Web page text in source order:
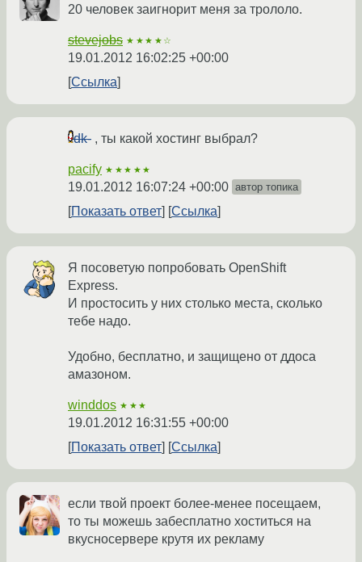
20 человек заигнорит меня за трололо.
stevejobs ★★★★☆
19.01.2012 16:02:25 +00:00
Ссылка
dk- , ты какой хостинг выбрал?
pacify ★★★★★
19.01.2012 16:07:24 +00:00 автор топика
Показать ответ Ссылка
Я посоветую попробовать OpenShift
Express.
И простосить у них столько места, сколько
тебе надо.
Удобно, бесплатно, и защищено от ддоса
амазоном.
winddos ★★★
19.01.2012 16:31:55 +00:00
Показать ответ
Ссылка
если твой проект более-менее посещаем,
то ты можешь забесплатно хоститься на
вкусносервере крутя их рекламу